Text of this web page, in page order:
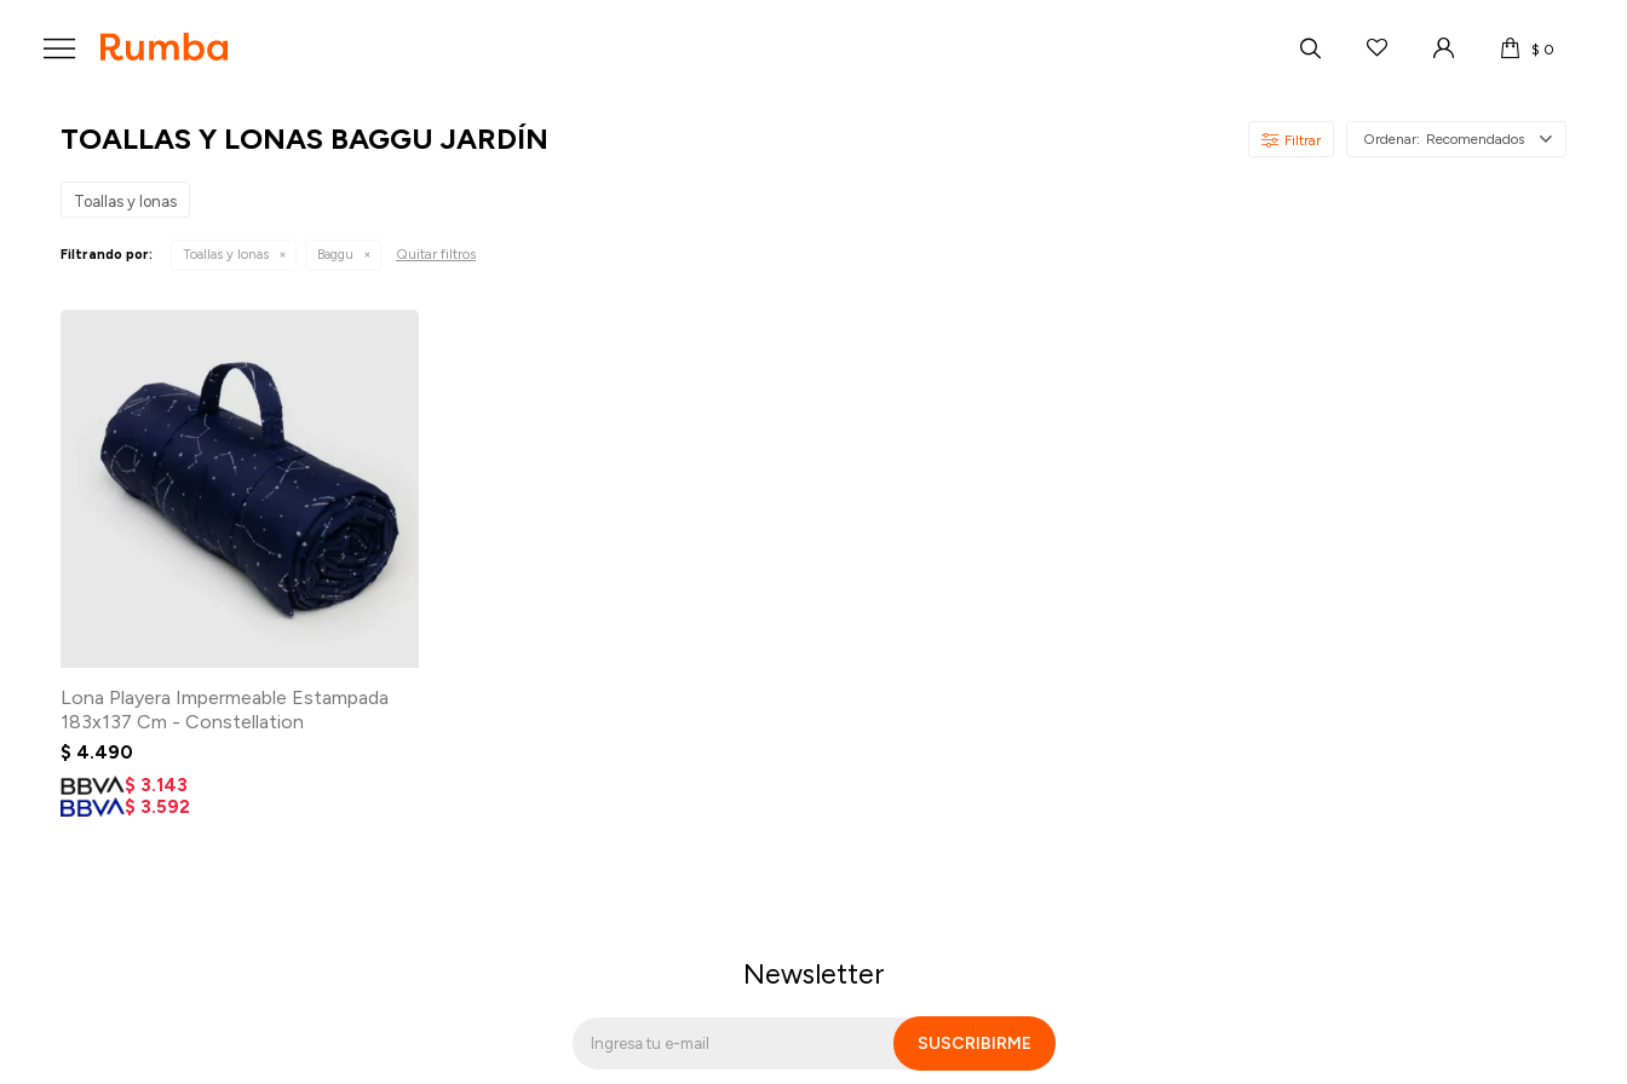
$ 0

TOALLAS Y LONAS BAGGU JARDÍN Recomendados
Toallas y lonas
Filtrando por: Toallas y lonas Baggu Quitar filtros
Lona Playera Impermeable Estampada
183x137 Cm - Constellation
$ 4.490
$ 3.143
$ 3.592
Newsletter
SUSCRIBIRME